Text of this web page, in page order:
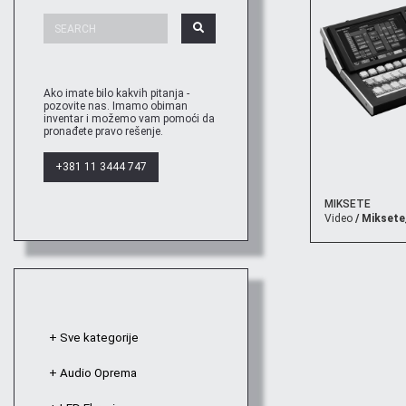
Ako imate bilo kakvih pitanja -
pozovite nas. Imamo obiman
inventar i možemo vam pomoći da
pronađete pravo rešenje.
+381 11 3444 747
+ Sve kategorije
+ Audio Oprema
MIKSETE
Video /